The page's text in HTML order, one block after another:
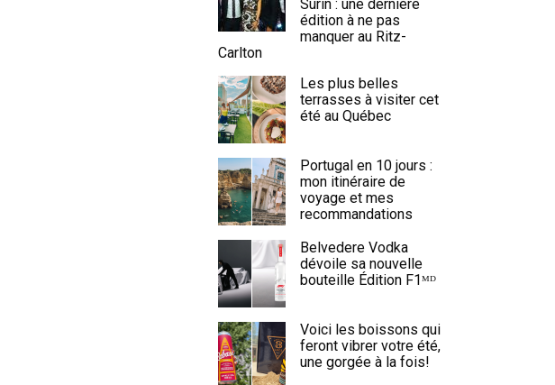
Surin : une dernière
édition à ne pas
manquer au Ritz-
Carlton
Les plus belles
terrasses à visiter cet
été au Québec
Portugal en 10 jours :
mon itinéraire de
voyage et mes
recommandations
Belvedere Vodka
dévoile sa nouvelle
bouteille Édition F1ᴹᴰ
Voici les boissons qui
feront vibrer votre été,
une gorgée à la fois!